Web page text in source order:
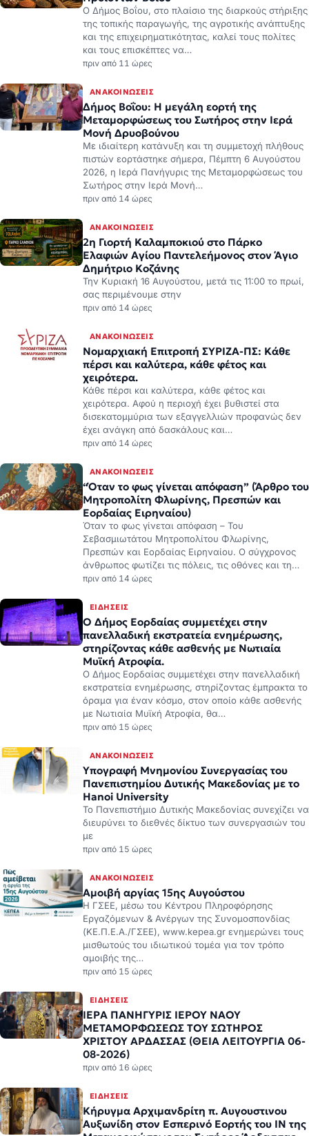
Ο Δήμος Βοΐου, στο πλαίσιο της διαρκούς στήριξης
της τοπικής παραγωγής, της αγροτικής ανάπτυξης
και της επιχειρηματικότητας, καλεί τους πολίτες
και τους επισκέπτες να…
πριν από 11 ώρες
ΑΝΑΚΟΙΝΏΣΕΙΣ
Δήμος Βοΐου: Η μεγάλη εορτή της
Μεταμορφώσεως του Σωτήρος στην Ιερά
Μονή Δρυοβούνου
Με ιδιαίτερη κατάνυξη και τη συμμετοχή πλήθους
πιστών εορτάστηκε σήμερα, Πέμπτη 6 Αυγούστου
2026, η Ιερά Πανήγυρις της Μεταμορφώσεως του
Σωτήρος στην Ιερά Μονή…
πριν από 14 ώρες
ΑΝΑΚΟΙΝΏΣΕΙΣ
2η Γιορτή Καλαμποκιού στο Πάρκο
Ελαφιών Αγίου Παντελεήμονος στον Άγιο
Δημήτριο Κοζάνης
Την Κυριακή 16 Αυγούστου, μετά τις 11:00 το πρωί,
σας περιμένουμε στην
πριν από 14 ώρες
ΑΝΑΚΟΙΝΏΣΕΙΣ
Νομαρχιακή Επιτροπή ΣΥΡΙΖΑ-ΠΣ: Κάθε
πέρσι και καλύτερα, κάθε φέτος και
χειρότερα.
Κάθε πέρσι και καλύτερα, κάθε φέτος και
χειρότερα. Αφού η περιοχή έχει βυθιστεί στα
δισεκατομμύρια των εξαγγελλιών προφανώς δεν
έχει ανάγκη από δασκάλους και…
πριν από 14 ώρες
ΑΝΑΚΟΙΝΏΣΕΙΣ
“Όταν το φως γίνεται απόφαση” (Άρθρο του
Μητροπολίτη Φλωρίνης, Πρεσπών και
Εορδαίας Ειρηναίου)
Όταν το φως γίνεται απόφαση – Του
Σεβασμιωτάτου Μητροπολίτου Φλωρίνης,
Πρεσπών και Εορδαίας Ειρηναίου. Ο σύγχρονος
άνθρωπος φωτίζει τις πόλεις, τις οθόνες και τη…
πριν από 14 ώρες
ΕΙΔΉΣΕΙΣ
Ο Δήμος Εορδαίας συμμετέχει στην
πανελλαδική εκστρατεία ενημέρωσης,
στηρίζοντας κάθε ασθενής με Νωτιαία
Μυϊκή Ατροφία.
Ο Δήμος Εορδαίας συμμετέχει στην πανελλαδική
εκστρατεία ενημέρωσης, στηρίζοντας έμπρακτα το
όραμα για έναν κόσμο, στον οποίο κάθε ασθενής
με Νωτιαία Μυϊκή Ατροφία, θα…
πριν από 15 ώρες
ΑΝΑΚΟΙΝΏΣΕΙΣ
Υπογραφή Μνημονίου Συνεργασίας του
Πανεπιστημίου Δυτικής Μακεδονίας με το
Hanoi University
Το Πανεπιστήμιο Δυτικής Μακεδονίας συνεχίζει να
διευρύνει το διεθνές δίκτυο των συνεργασιών του
με
πριν από 15 ώρες
ΑΝΑΚΟΙΝΏΣΕΙΣ
Αμοιβή αργίας 15ης Αυγούστου
Η ΓΣΕΕ, μέσω του Κέντρου Πληροφόρησης
Εργαζόμενων & Ανέργων της Συνομοσπονδίας
(ΚΕ.Π.Ε.Α./ΓΣΕΕ), www.kepea.gr ενημερώνει τους
μισθωτούς του ιδιωτικού τομέα για τον τρόπο
αμοιβής της…
πριν από 15 ώρες
ΕΙΔΉΣΕΙΣ
ΙΕΡΑ ΠΑΝΗΓΥΡΙΣ ΙΕΡΟΥ ΝΑΟΥ
ΜΕΤΑΜΟΡΦΩΣΕΩΣ ΤΟΥ ΣΩΤΗΡΟΣ
ΧΡΙΣΤΟΥ ΑΡΔΑΣΣΑΣ (ΘΕΙΑ ΛΕΙΤΟΥΡΓΙΑ 06-
08-2026)
πριν από 16 ώρες
ΕΙΔΉΣΕΙΣ
Κήρυγμα Αρχιμανδρίτη π. Αυγουστινου
Αυξωνίδη στον Εσπερινό Εορτής του ΙΝ της